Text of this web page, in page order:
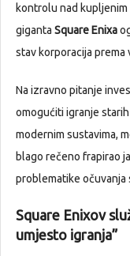
kontrolu nad kupljenim
giganta Square Enixa
stav korporacija
Na izravno pitanje
omogućiti igranje
modernim sustavima,
blago rečeno frapirao
problematike očuvanja
Square Enixov
umjesto igranja”